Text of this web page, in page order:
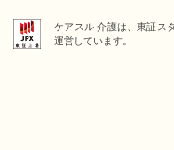
ケアスル 介護は、東証ス
運営しています。